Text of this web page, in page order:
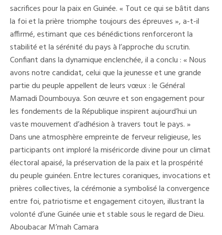
sacrifices pour la paix en Guinée. « Tout ce qui se bâtit dans
la foi et la prière triomphe toujours des épreuves », a-t-il
affirmé, estimant que ces bénédictions renforceront la
stabilité et la sérénité du pays à l’approche du scrutin.
Confiant dans la dynamique enclenchée, il a conclu : « Nous
avons notre candidat, celui que la jeunesse et une grande
partie du peuple appellent de leurs vœux : le Général
Mamadi Doumbouya. Son œuvre et son engagement pour
les fondements de la République inspirent aujourd’hui un
vaste mouvement d’adhésion à travers tout le pays. »
Dans une atmosphère empreinte de ferveur religieuse, les
participants ont imploré la miséricorde divine pour un climat
électoral apaisé, la préservation de la paix et la prospérité
du peuple guinéen. Entre lectures coraniques, invocations et
prières collectives, la cérémonie a symbolisé la convergence
entre foi, patriotisme et engagement citoyen, illustrant la
volonté d’une Guinée unie et stable sous le regard de Dieu.
Aboubacar M’mah Camara